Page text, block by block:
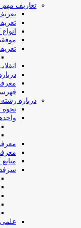
تعاریف مهم
درباره رشته
علمی